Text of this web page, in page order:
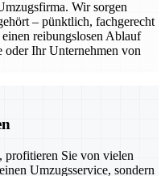
Wir sorgen
– pünktlich, fachgerecht
reibungslosen Ablauf
oder Ihr Unternehmen von
profitieren Sie von vielen
Umzugsservice, sondern